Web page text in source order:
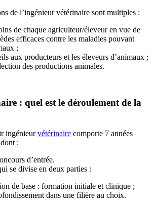
de l’ingénieur vétérinaire sont multiples :
de chaque agriculteur/éleveur en vue de
efficaces contre les maladies pouvant
;
aux producteurs et les éleveurs d’animaux ;
des productions animales.
: quel est le déroulement de la
ingénieurvétérinaire comporte 7 années
:
d’entrée.
se divise en deux parties :
de base : formation initiale et clinique ;
dans une filière au choix.